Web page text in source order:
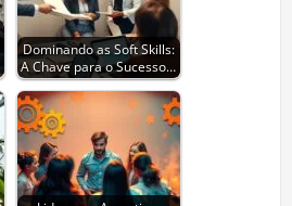
Dominando as Soft Skills:
A Chave para o Sucesso…